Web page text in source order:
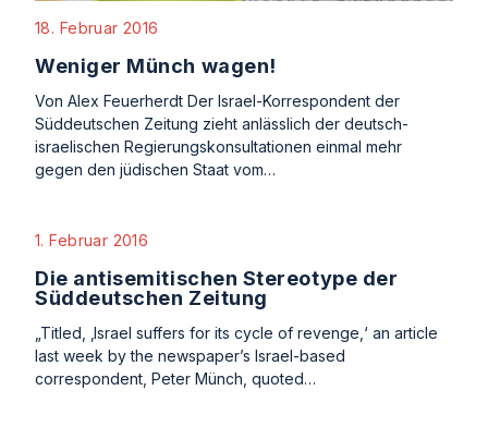
18. Februar 2016
Weniger Münch wagen!
Von Alex Feuerherdt Der Israel-Korrespondent der
Süddeutschen Zeitung zieht anlässlich der deutsch-
israelischen Regierungskonsultationen einmal mehr
gegen den jüdischen Staat vom…
1. Februar 2016
Die antisemitischen Stereotype der
Süddeutschen Zeitung
„Titled, ‚Israel suffers for its cycle of revenge,‘ an article
last week by the newspaper’s Israel-based
correspondent, Peter Münch, quoted…